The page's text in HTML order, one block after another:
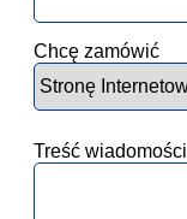
Chcę zamówić
Treść wiadomości